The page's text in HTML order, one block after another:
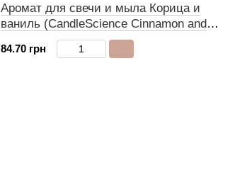
Аромат для свечи и мыла Корица и
ваниль (CandleScience Cinnamon and
84.70 грн